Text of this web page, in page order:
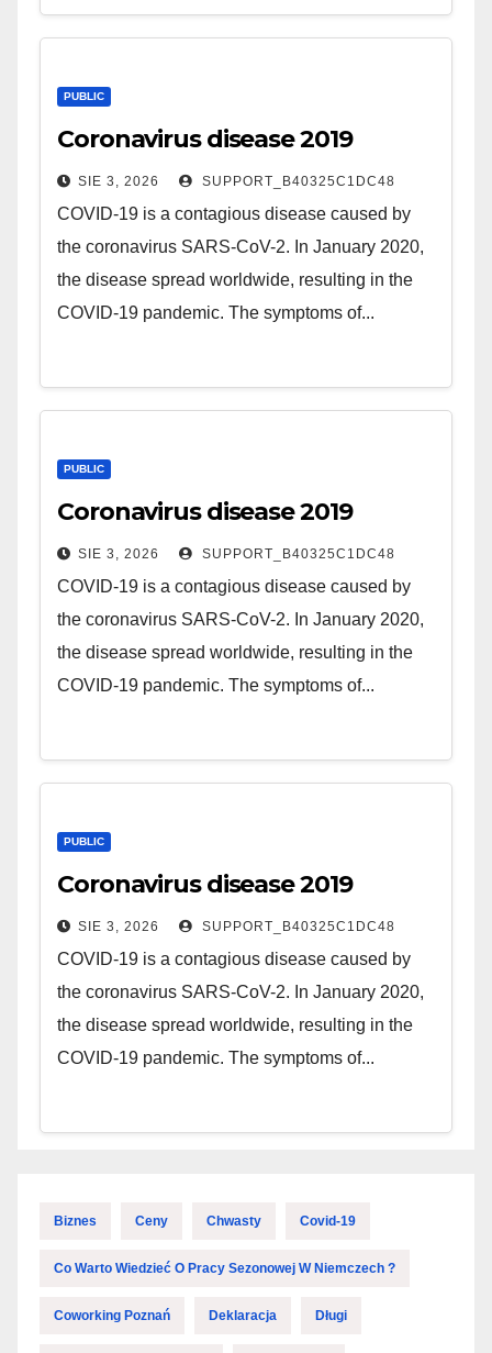
PUBLIC
Coronavirus disease 2019
SIE 3, 2026 SUPPORT_B40325C1DC48
COVID-19 is a contagious disease caused by
the coronavirus SARS-CoV-2. In January 2020,
the disease spread worldwide, resulting in the
COVID-19 pandemic. The symptoms of...
PUBLIC
Coronavirus disease 2019
SIE 3, 2026 SUPPORT_B40325C1DC48
COVID-19 is a contagious disease caused by
the coronavirus SARS-CoV-2. In January 2020,
the disease spread worldwide, resulting in the
COVID-19 pandemic. The symptoms of...
PUBLIC
Coronavirus disease 2019
SIE 3, 2026 SUPPORT_B40325C1DC48
COVID-19 is a contagious disease caused by
the coronavirus SARS-CoV-2. In January 2020,
the disease spread worldwide, resulting in the
COVID-19 pandemic. The symptoms of...
Biznes Ceny Chwasty Covid-19
Co Warto Wiedzieć O Pracy Sezonowej W Niemczech ?
Coworking Poznań Deklaracja Długi